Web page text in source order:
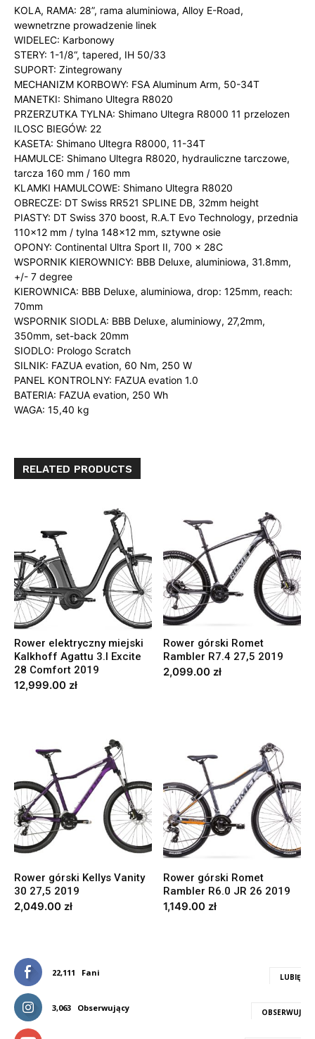
KOLA, RAMA: 28”, rama aluminiowa, Alloy E-Road,
wewnetrzne prowadzenie linek
WIDELEC: Karbonowy
STERY: 1-1/8“, tapered, IH 50/33
SUPORT: Zintegrowany
MECHANIZM KORBOWY: FSA Aluminum Arm, 50-34T
MANETKI: Shimano Ultegra R8020
PRZERZUTKA TYLNA: Shimano Ultegra R8000 11 przelozen
ILOSC BIEGÓW: 22
KASETA: Shimano Ultegra R8000, 11-34T
HAMULCE: Shimano Ultegra R8020, hydrauliczne tarczowe,
tarcza 160 mm / 160 mm
KLAMKI HAMULCOWE: Shimano Ultegra R8020
OBRECZE: DT Swiss RR521 SPLINE DB, 32mm height
PIASTY: DT Swiss 370 boost, R.A.T Evo Technology, przednia
110×12 mm / tylna 148×12 mm, sztywne osie
OPONY: Continental Ultra Sport II, 700 x 28C
WSPORNIK KIEROWNICY: BBB Deluxe, aluminiowa, 31.8mm,
+/- 7 degree
KIEROWNICA: BBB Deluxe, aluminiowa, drop: 125mm, reach:
70mm
WSPORNIK SIODLA: BBB Deluxe, aluminiowy, 27,2mm,
350mm, set-back 20mm
SIODLO: Prologo Scratch
SILNIK: FAZUA evation, 60 Nm, 250 W
PANEL KONTROLNY: FAZUA evation 1.0
BATERIA: FAZUA evation, 250 Wh
WAGA: 15,40 kg
RELATED PRODUCTS
Rower elektryczny miejski
Kalkhoff Agattu 3.I Excite
28 Comfort 2019
12,999.00 zł
Rower górski Romet
Rambler R7.4 27,5 2019
2,099.00zł
Rower górski Kellys Vanity
30 27,5 2019
2,049.00 zł
Rower górski Romet
Rambler R6.0 JR 26 2019
1,149.00 zł
22,111 Fani LUBIĘ
3,063 Obserwujący OBSERWUJ